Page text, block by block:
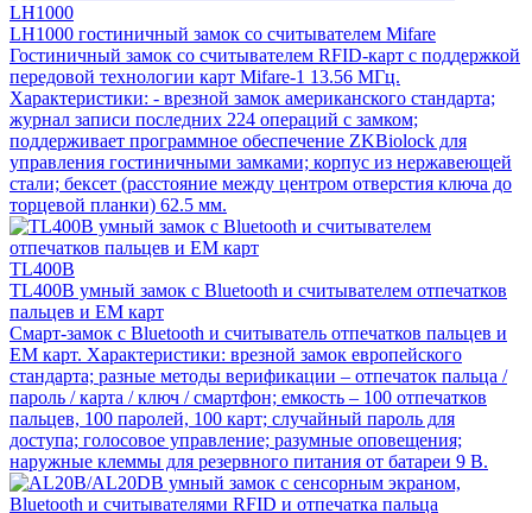
LH1000
LH1000 гостиничный замок со считывателем Mifare
Гостиничный замок со считывателем RFID-карт с поддержкой
передовой технологии карт Mifare-1 13.56 МГц.
Характеристики: - врезной замок американского стандарта;
журнал записи последних 224 операций с замком;
поддерживает программное обеспечение ZKBiolock для
управления гостиничными замками; корпус из нержавеющей
стали; бексет (расстояние между центром отверстия ключа до
торцевой планки) 62.5 мм.
TL400B
TL400B умный замок с Bluetooth и считывателем отпечатков
пальцев и EM карт
Смарт-замок с Bluetooth и считыватель отпечатков пальцев и
EM карт. Характеристики: врезной замок европейского
стандарта; разные методы верификации – отпечаток пальца /
пароль / карта / ключ / смартфон; емкость – 100 отпечатков
пальцев, 100 паролей, 100 карт; случайный пароль для
доступа; голосовое управление; разумные оповещения;
наружные клеммы для резервного питания от батареи 9 В.